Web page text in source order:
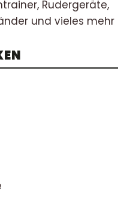
Rudergeräte,
und vieles mehr